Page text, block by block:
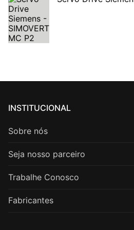
INSTITUCIONAL
Sobre nós
Seja nosso parceiro
Trabalhe Conosco
Fabricantes